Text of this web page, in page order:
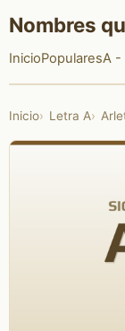
Nombres
InicioPopularesA -
Inicio Letra A